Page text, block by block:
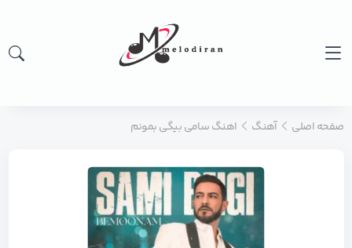
صفحه اصلی آهنگ اهنگ سامی بیگی بمونم